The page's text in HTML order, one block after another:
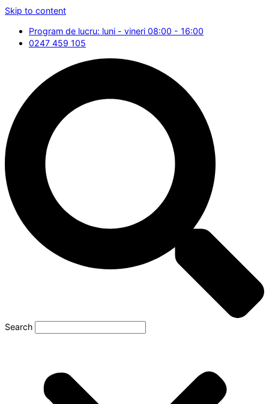
Skip to content
Program de lucru: luni - vineri 08:00 - 16:00
0247 459 105
Search